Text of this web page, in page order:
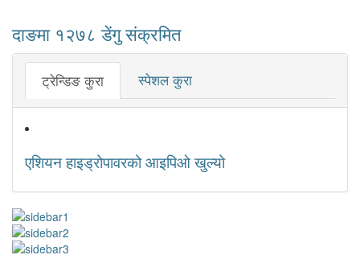
दाङमा १२७८ डेंगु संक्रमित
ट्रेन्डिङ कुरा स्पेशल कुरा
एशियन हाइड्रोपावरको आइपिओ खुल्यो